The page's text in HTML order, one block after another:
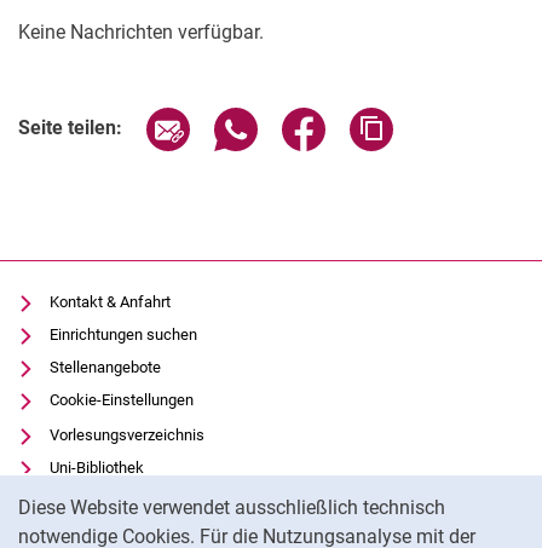
Diese Website verwendet ausschließlich technisch
notwendige Cookies. Für die Nutzungsanalyse mit der
Keine Nachrichten verfügbar.
Seite teilen: Seite über E-Mail teilen
Seite über WhatsApp teilen
Seite über Facebook
Kontakt & Anfahrt
Einrichtungen suchen
Stellenangebote
Cookie-Einstellungen
Vorlesungsverzeichnis
Uni-Bibliothek
Moodle
Panopto